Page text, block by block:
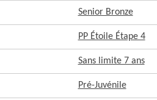
Senior Bronze
PP Étoile Étape 4
Sans limite 7 ans
Pré-Juvénile